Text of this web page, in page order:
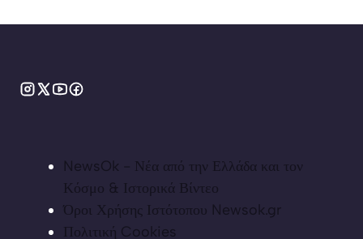
NewsOk - Νέα από την Ελλάδα και τον
Κόσμο & Ιστορικά Βίντεο
Όροι Χρήσης Ιστότοπου Newsok.gr
Πολιτική Cookies